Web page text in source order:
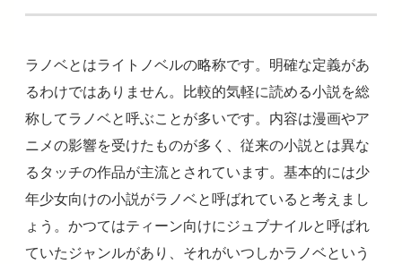
ラノベとはライトノベルの略称です。明確な定義があ
るわけではありません。比較的気軽に読める小説を総
称してラノベと呼ぶことが多いです。内容は漫画やア
ニメの影響を受けたものが多く、従来の小説とは異な
るタッチの作品が主流とされています。基本的には少
年少女向けの小説がラノベと呼ばれていると考えまし
ょう。かつてはティーン向けにジュブナイルと呼ばれ
ていたジャンルがあり、それがいつしかラノベという